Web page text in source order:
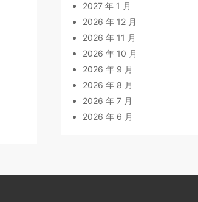
2027 年 1 月
2026 年 12 月
2026 年 11 月
2026 年 10 月
2026 年 9 月
2026 年 8 月
2026 年 7 月
2026 年 6 月